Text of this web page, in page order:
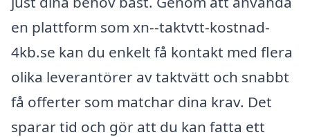
en plattform som xn--taktvtt-kostnad-
4kb.se kan du enkelt få kontakt med flera
olika leverantörer av taktvätt och snabbt
få offerter som matchar dina krav. Det
sparar tid och gör att du kan fatta ett